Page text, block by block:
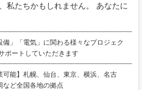
私たちかもしれません。 あなたに
備」「電気」に関わる様々なプロジェク
ポートしていただきます
可能】札幌、仙台、東京、横浜、名古
など全国各地の拠点